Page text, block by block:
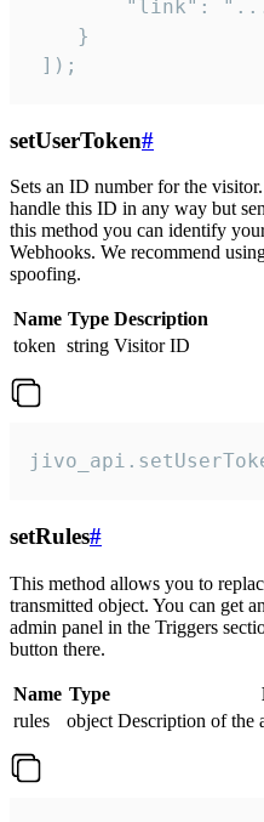
"link":
    }
]);
setUserToken#
Sets an ID number for the
handle this ID in any way but
this method you can identify
Webhooks. We recommend
spoofing.
Name Type Description
token string Visitor ID
setRules#
This method allows you to
transmitted object. You can get
admin panel in the Triggers
button there.
Name Type
rules
object Description of the